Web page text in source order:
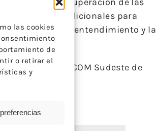
las cookies
de
o retirar el
y
modelos tradicionales para
fomentando el entendimiento y la
Europa, ICOM Sudeste de